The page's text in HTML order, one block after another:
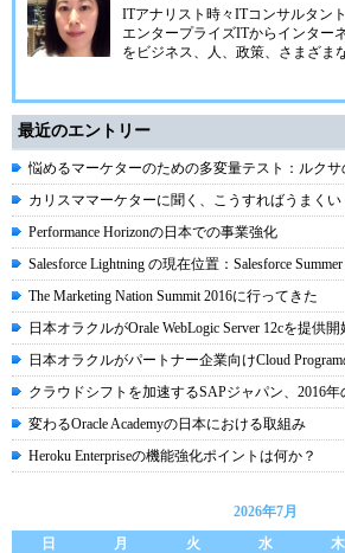
ITアナリスト時々ITコンサルタント
エンタープライズITからインター
をビジネス、人、政策、さまざま
最近のエントリー
悩めるマーケターのための多変量テスト：ルクサ
カリスママーケターに聞く、こうすればうまく
Performance Horizonの日本での事業強化
Salesforce Lightning の現在位置：Salesforce
The Marketing Nation Summit 2016に行ってきた
日本オラクルがOrale WebLogic Server 12cを提供開
日本オラクルがパートナー企業向けCloud
クラウドシフトを加速するSAPジャパン、2016
変わるOracle Academyの日本における取組み
Heroku Enterpriseの機能強化ポイントは何か？
2026年7月
日
月 火 水 木